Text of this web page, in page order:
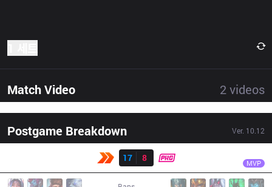
Match Video 2 videos
Postgame Breakdown Ver. 10.12
17
8 MVP